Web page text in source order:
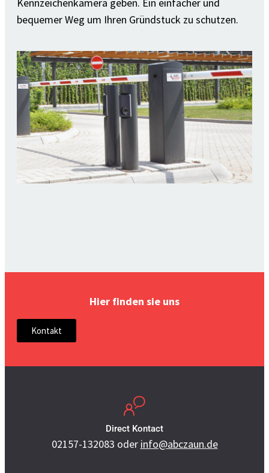
bequemer Weg um Ihren Gründstuck zu schutzen.
Hier finden sie uns
Kontakt
Direct Kontact
02157-132083 oder info@abczaun.de